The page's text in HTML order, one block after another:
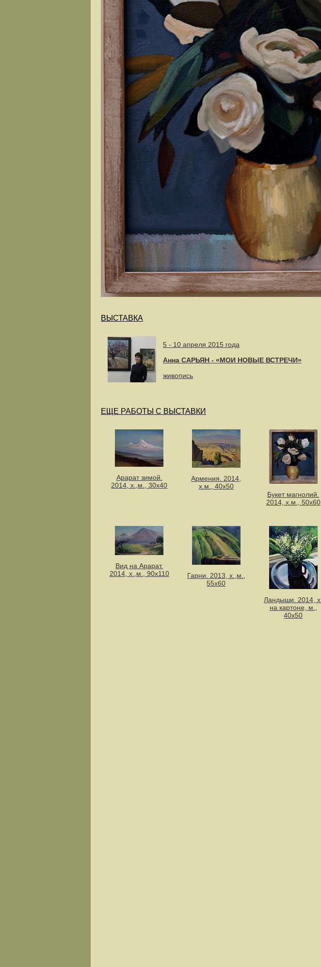
ВЫСТАВКА
5 - 10 апреля 2015 года
Анна САРЬЯН - «МОИ НОВЫЕ ВСТРЕЧИ»
живопись
ЕЩЕ РАБОТЫ С ВЫСТАВКИ
Арарат зимой.
2014, х.,м., 30x40
Армения. 2014,
х.м., 40х50
Букет магнолий.
2014, х.м., 50х60
Вид на Арарат.
2014, х.,м., 90х110
Гарни. 2013, х.,м.,
55x60
Ландыши. 2014, х.
на картоне, м.,
40х50